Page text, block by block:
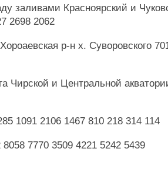
заливами Красноярский и
2698 2062
р-н х. Суворовского
Чирской и Центральной
1091 2106 1467 810 218 314 114
8058 7770 3509 4221 5242 5439